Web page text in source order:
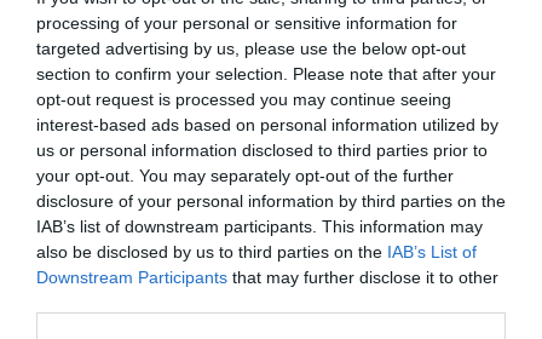
processing of your personal or sensitive information for
targeted advertising by us, please use the below opt-out
section to confirm your selection. Please note that after your
opt-out request is processed you may continue seeing
interest-based ads based on personal information utilized by
us or personal information disclosed to third parties prior to
your opt-out. You may separately opt-out of the further
disclosure of your personal information by third parties on the
IAB’s list of downstream participants. This information may
also be disclosed by us to third parties on the IAB’s List of
Downstream Participants that may further disclose it to other
Lash Sensational Sky Tubes Tubing Mascara,
Maybelline New York